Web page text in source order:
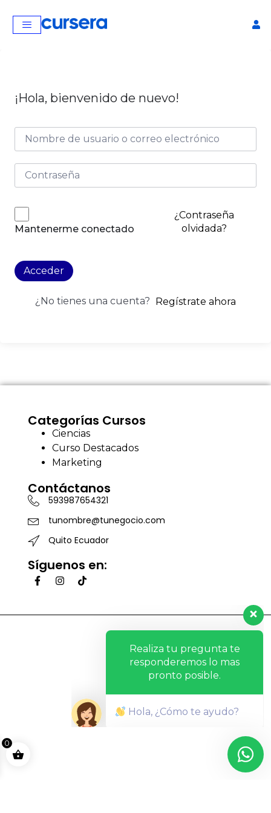
¡Hola, bienvenido de nuevo!
Mantenerme conectado
¿Contraseña
olvidada?
Acceder
¿No tienes una cuenta? Regístrate ahora
Categorías Cursos
Ciencias
Curso Destacados
Marketing
Contáctanos
593987654321
tunombre@tunegocio.com
Quito Ecuador
Síguenos en:
0
Curso de Matemática
40,00 + AGREGAR
Hola, ¿Cómo te ayudo?